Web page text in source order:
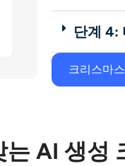
단계 4:
크리스마
AI 생성